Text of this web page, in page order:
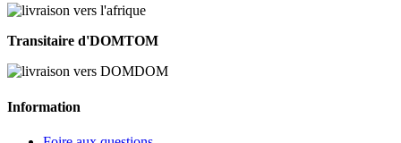
Transitaire d'DOMTOM
Information